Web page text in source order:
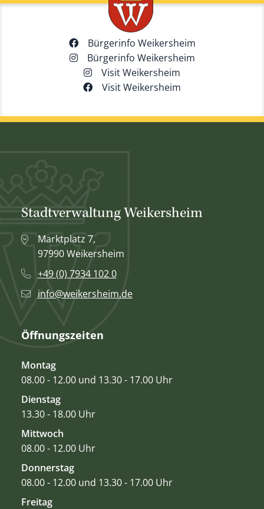
Bürgerinfo Weikersheim
Bürgerinfo Weikersheim
Visit Weikersheim
Visit Weikersheim
Stadtverwaltung Weikersheim
Marktplatz 7,
97990 Weikersheim
+49 (0) 7934 102 0
info@weikersheim.de
Öffnungszeiten
Montag
08.00 - 12.00 und 13.30 - 17.00 Uhr
Dienstag
13.30 - 18.00 Uhr
Mittwoch
08.00 - 12.00 Uhr
Donnerstag
08.00 - 12.00 und 13.30 - 17.00 Uhr
Freitag